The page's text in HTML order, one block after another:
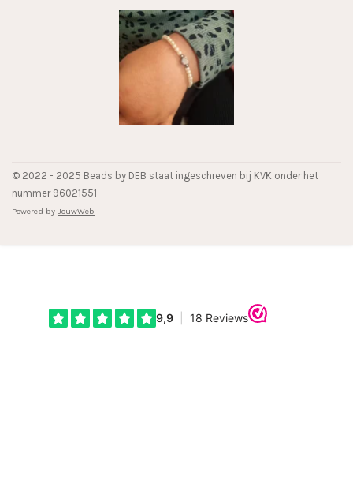
© 2022 - 2025 Beads by DEB staat ingeschreven bij KVK onder het
nummer 96021551
Powered by JouwWeb